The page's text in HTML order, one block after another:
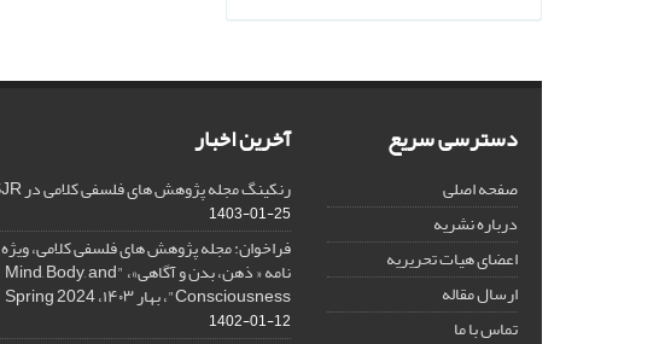
دسترسی سریع
صفحه اصلی
درباره نشریه
اعضای هیات تحریریه
ارسال مقاله
تماس با ما
آخرین اخبار
رنکینگ مجله پژوهش های فلسفی کلامی در SJR
1403-01-25
فراخوان: مجله پژوهش های فلسفی کلامی، ویژه
نامه « ذهن، بدن و آگاهی»، "Mind, Body, and
Consciousness"، بهار ۱۴۰۳، Spring 2024
1402-01-12